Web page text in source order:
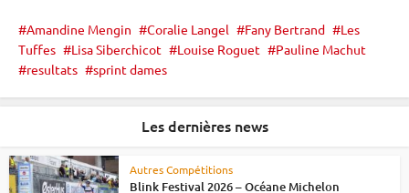
Amandine Mengin Coralie Langel Fany Bertrand
Les
Tuffes
Lisa Siberchicot Louise Roguet
Pauline Machut
resultats
sprint dames
Les dernières news
Autres Compétitions
Blink Festival 2026 – Océane Michelon